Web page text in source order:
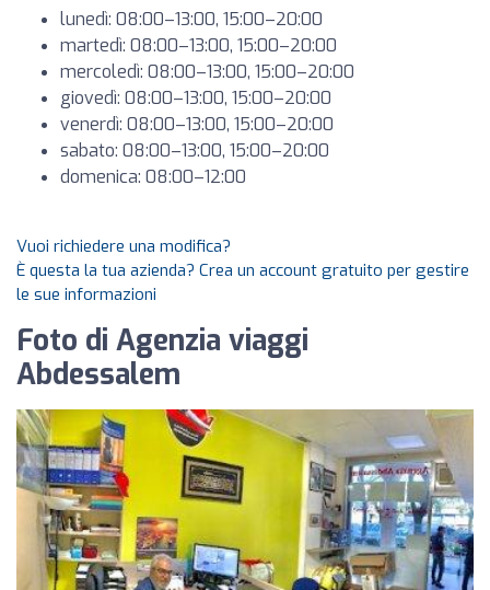
lunedì: 08:00–13:00, 15:00–20:00
martedì: 08:00–13:00, 15:00–20:00
mercoledì: 08:00–13:00, 15:00–20:00
giovedì: 08:00–13:00, 15:00–20:00
venerdì: 08:00–13:00, 15:00–20:00
sabato: 08:00–13:00, 15:00–20:00
domenica: 08:00–12:00
Vuoi richiedere una modifica?
È questa la tua azienda? Crea un account gratuito per gestire
le sue informazioni
Foto di Agenzia viaggi
Abdessalem